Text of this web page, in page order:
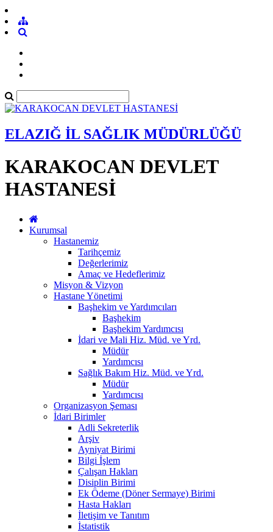
ELAZIĞ İL SAĞLIK MÜDÜRLÜĞÜ
KARAKOCAN DEVLET
HASTANESİ
Kurumsal
Hastanemiz
Tarihçemiz
Değerlerimiz
Amaç ve Hedeflerimiz
Misyon & Vizyon
Hastane Yönetimi
Başhekim ve Yardımcıları
Başhekim
Başhekim Yardımcısı
İdari ve Mali Hiz. Müd. ve Yrd.
Müdür
Yardımcısı
Sağlık Bakım Hiz. Müd. ve Yrd.
Müdür
Yardımcısı
Organizasyon Şeması
İdari Birimler
Adli Sekreterlik
Arşiv
Ayniyat Birimi
Bilgi İşlem
Çalışan Hakları
Disiplin Birimi
Ek Ödeme (Döner Sermaye) Birimi
Hasta Hakları
İletişim ve Tanıtım
İstatistik